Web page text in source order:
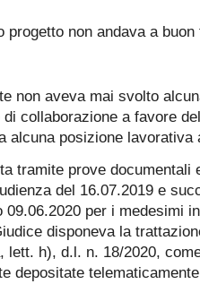
progetto non andava a buon
non aveva mai svolto
di collaborazione a favore
alcuna posizione lavorativa
tramite prove
del 16.07.2019 e
09.06.2020 per i medesimi
disponeva la
lett. h), d.l. n. 18/2020,
depositate